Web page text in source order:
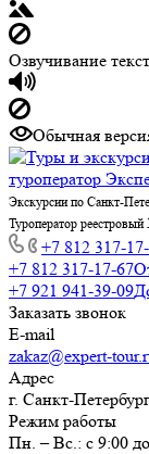
Озвучивание
Обычная
Экскурсии по Санкт-
Туроператор
+7 812 317-
+7 812 317-17-67
+7 921 941-39-09
Заказать звонок
E-mail
zakaz@expert-
Адрес
г. Санкт-
Режим работы
Пн. – Вс.: с 9:00